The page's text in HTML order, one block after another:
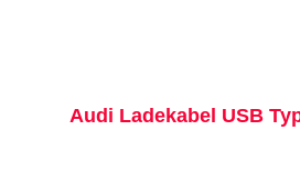
Audi Ladekabel USB